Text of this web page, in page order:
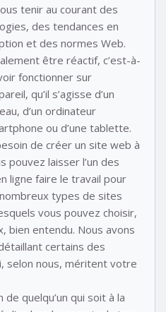
tenir au courant des
des tendances en
et des normes Web.
être réactif, c’est-à-
fonctionner sur
qu’il s’agisse d’un
d’un ordinateur
ou d’une tablette.
de créer un site web à
pouvez laisser l’un des
ligne faire le travail pour
types de sites
vous pouvez choisir,
bien entendu. Nous avons
certains des
selon nous, méritent votre
quelqu’un qui soit à la